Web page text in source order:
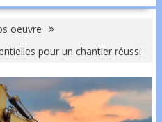
oeuvre
pour un chantier réussi